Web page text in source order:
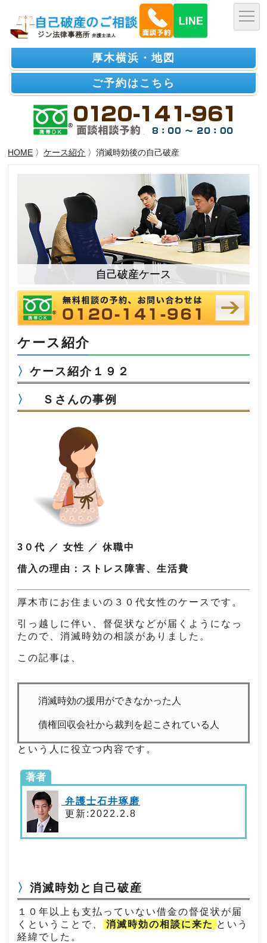
厚木横浜・地図
ご予約はこちら
HOME 〉ケース紹介 〉消滅時効後の自己破産
自己破産ケース
ケース紹介
ケース紹介１９２
Ｓさんの事例
3０代 ／ 女性 ／ 休職中
借入の理由：ストレス障害、生活費
厚木市にお住まいの３０代女性のケースです。
引っ越しに伴い、督促状などが届くようになっ
たので、消滅時効の相談がありました。
この記事は、
消滅時効の援用ができなかった人
債権回収会社から裁判を起こされている人
という人に役立つ内容です。
著者
弁護士石井琢磨
更新:2022.2.8
消滅時効と自己破産
１０年以上も支払っていない借金の督促状が届
くということで、
消滅時効の相談に来た という
経緯でした。